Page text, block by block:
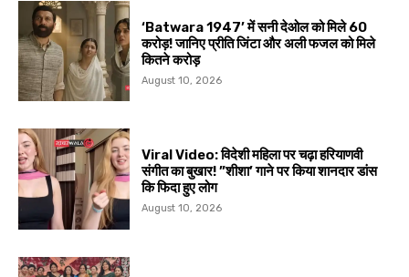
‘Batwara 1947’ में सनी देओल को मिले ₹60
करोड़! जानिए प्रीति जिंटा और अली फजल को मिले
कितने करोड़
August 10, 2026
Viral Video: विदेशी महिला पर चढ़ा हरियाणवी
संगीत का बुखार! ”शीशा’ गाने पर किया शानदार डांस
कि फिदा हुए लोग
August 10, 2026